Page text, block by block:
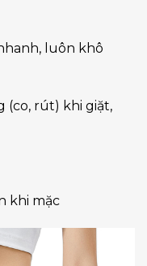
luôn khô
(co, rút) khi giặt,
khi mặc